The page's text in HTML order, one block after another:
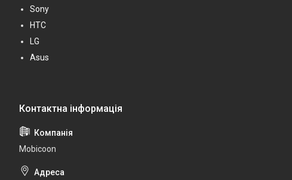
Sony
HTC
LG
Asus
Mobicoon